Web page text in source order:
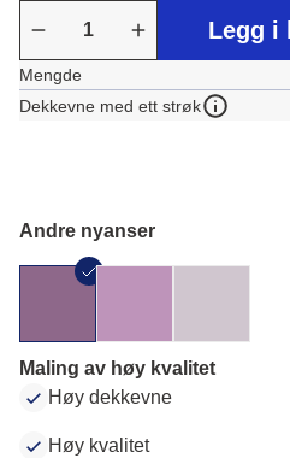
Legg i
Mengde
Dekkevne med ett strøk
Andre nyanser
Maling av høy kvalitet
Høy dekkevne
Høy kvalitet